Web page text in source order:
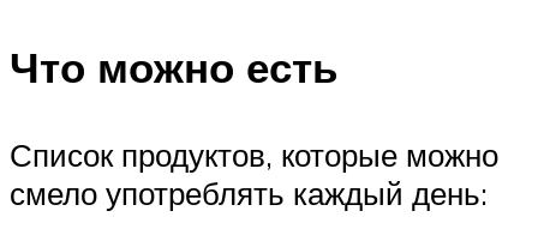
Что можно есть
Список продуктов, которые можно
смело употреблять каждый день: